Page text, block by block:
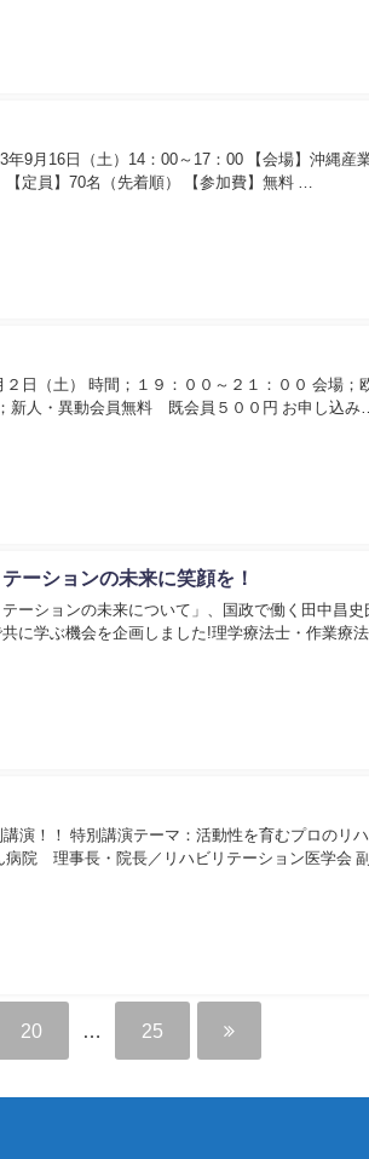
9月16日（土）14：00～17：00 【会場】沖縄産
定員】70名（先着順） 【参加費】無料 …
日（土） 時間；１９：００～２１：００ 会場；
新人・異動会員無料 既会員５００円 お申し込
ーションの未来に笑顔を！
ーションの未来について」、国政で働く田中昌史
に学ぶ機会を企画しました!理学療法士・作業療
！！ 特別講演テーマ：活動性を育むプロのリ
院 理事長・院長／リハビリテーション医学会
20 25